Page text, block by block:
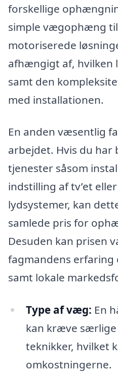
forskellige
simple vægophæng
motoriserede
afhængigt af, hvilken
samt den
med installationen.
En anden væsentlig
arbejdet. Hvis du har
tjenester såsom
indstilling af tv’et
lydsystemer, kan
samlede pris for
Desuden kan prisen
fagmandens erfaring
samt lokale
Type af væg: En
kan kræve
teknikker, hvilket
omkostningerne.